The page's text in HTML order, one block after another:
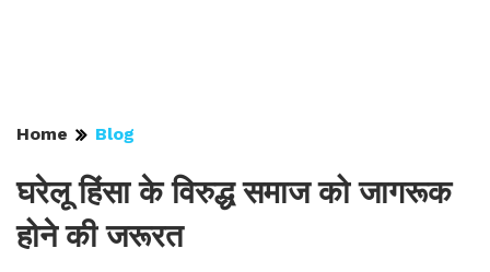
Home Blog
घरेलू हिंसा के विरुद्ध समाज को जागरूक
होने की जरूरत